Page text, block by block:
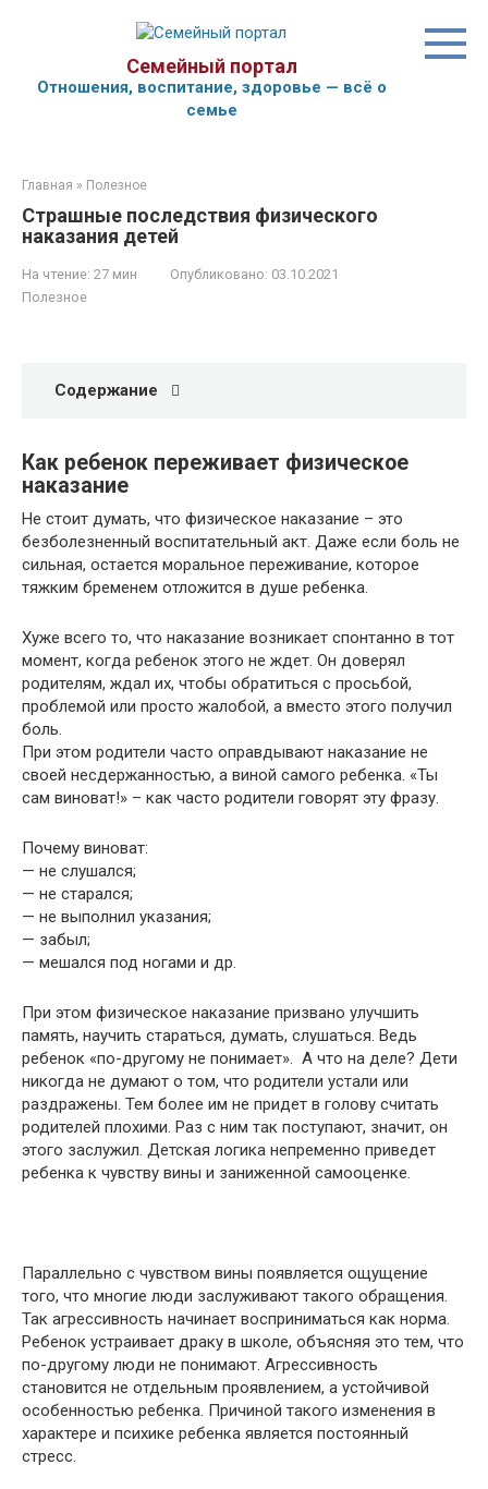
Семейный портал
Отношения, воспитание, здоровье — всё о
семье
Главная » Полезное
Страшные последствия физического
наказания детей
На чтение: 27 мин Опубликовано: 03.10.2021
Полезное
Содержание
Как ребенок переживает физическое
наказание
Не стоит думать, что физическое наказание – это
безболезненный воспитательный акт. Даже если боль не
сильная, остается моральное переживание, которое
тяжким бременем отложится в душе ребенка.
Хуже всего то, что наказание возникает спонтанно в тот
момент, когда ребенок этого не ждет. Он доверял
родителям, ждал их, чтобы обратиться с просьбой,
проблемой или просто жалобой, а вместо этого получил
боль.
При этом родители часто оправдывают наказание не
своей несдержанностью, а виной самого ребенка. «Ты
сам виноват!» – как часто родители говорят эту фразу.
Почему виноват:
— не слушался;
— не старался;
— не выполнил указания;
— забыл;
— мешался под ногами и др.
При этом физическое наказание призвано улучшить
память, научить стараться, думать, слушаться. Ведь
ребенок «по-другому не понимает». А что на деле? Дети
никогда не думают о том, что родители устали или
раздражены. Тем более им не придет в голову считать
родителей плохими. Раз с ним так поступают, значит, он
этого заслужил. Детская логика непременно приведет
ребенка к чувству вины и заниженной самооценке.
Параллельно с чувством вины появляется ощущение
того, что многие люди заслуживают такого обращения.
Так агрессивность начинает восприниматься как норма.
Ребенок устраивает драку в школе, объясняя это тем, что
по-другому люди не понимают. Агрессивность
становится не отдельным проявлением, а устойчивой
особенностью ребенка. Причиной такого изменения в
характере и психике ребенка является постоянный
стресс.